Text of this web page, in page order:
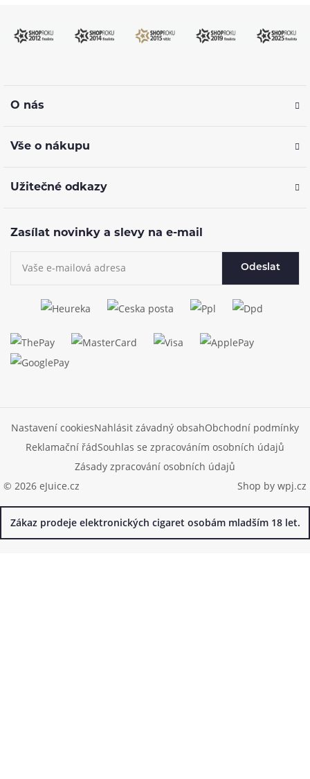
O nás
Vše o nákupu
Užitečné odkazy
Zasílat novinky a slevy na e-mail
Odeslat
© 2026 eJuice.cz
Nastavení cookiesNahlásit závadný obsahObchodní podmínky
Reklamační řádSouhlas se zpracováním osobních údajů
Zásady zpracování osobních údajů
Shop by wpj.cz
Zákaz prodeje elektronických cigaret osobám mladším 18 let.